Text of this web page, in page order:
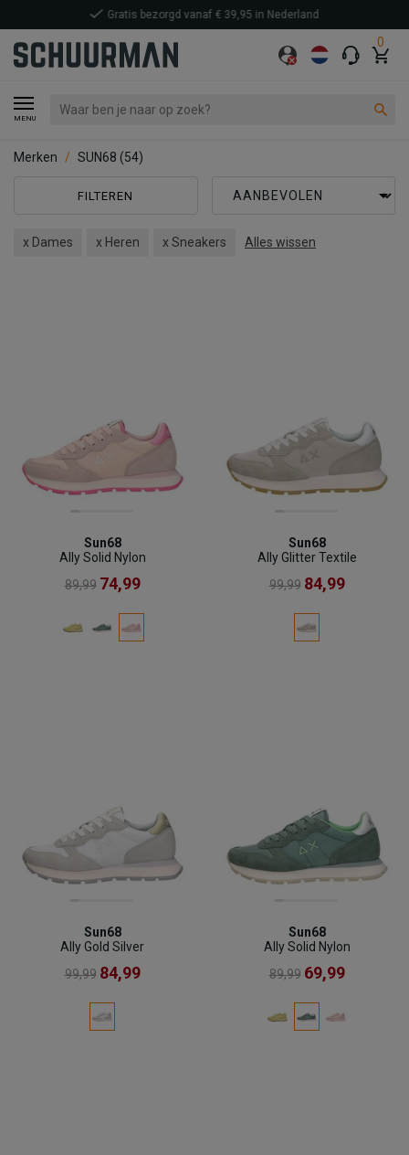
0
MENU
Merken SUN68 (54)
FILTEREN
x Dames x Heren x Sneakers Alles wissen
Sun68
Ally Solid Nylon
89,99 74,99
Sun68
Ally Glitter Textile
99,99 84,99
Sun68
Ally Gold Silver
99,99 84,99
Sun68
Ally Solid Nylon
89,99 69,99